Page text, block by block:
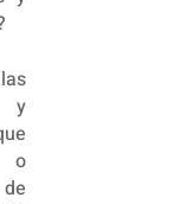
y
o